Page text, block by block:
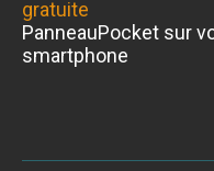
gratuite
PanneauPocket sur
smartphone